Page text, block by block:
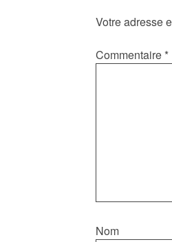
Votre adresse
Commentaire *
Nom